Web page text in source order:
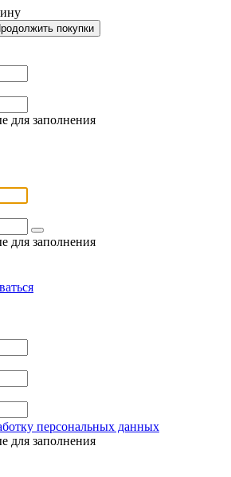
покупки
для заполнения
для заполнения
персональных данных
для заполнения